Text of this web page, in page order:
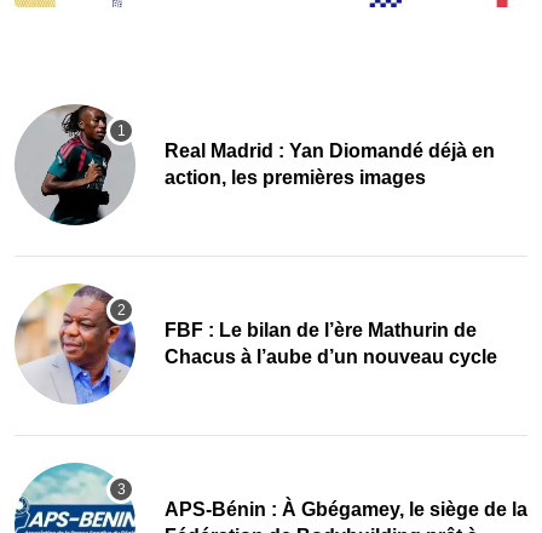
Real Madrid : Yan Diomandé déjà en
action, les premières images
FBF : Le bilan de l’ère Mathurin de
Chacus à l’aube d’un nouveau cycle
APS-Bénin : À Gbégamey, le siège de la